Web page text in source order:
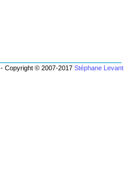
- Copyright © 2007-2017Stéphane Levant